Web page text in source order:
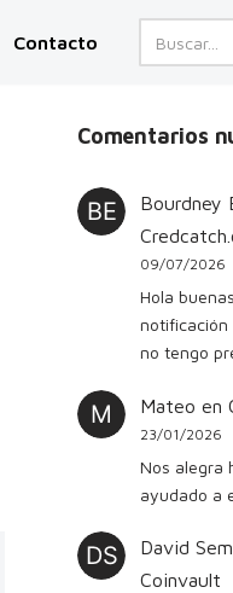
Contacto
Comentarios
Bourdney
09/07/2026
Hola
notificación
no tengo
Mateo en
23/01/2026
Nos alegra
ayudado a
David
Coinvault